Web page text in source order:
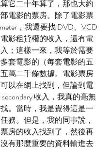
它二十年算了，那也大約
電影的票房。除了電影票
，我還要找 DVD、VCD
影租貸權的收入，還有電
；這樣一來，我等於需要
套電影的（每套電影的五
萬二千條數據。電影票房
以在網上找到，但論到電
收入，我真的毫無
。當時，我是覺得這是一
務。但是，我的同事說，
房的收入找到了，然後再
有那麼重要的資料輸進去